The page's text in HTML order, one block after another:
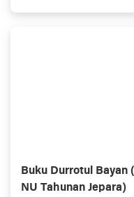
Buku Durrotul Bayan
NU Tahunan Jepara)